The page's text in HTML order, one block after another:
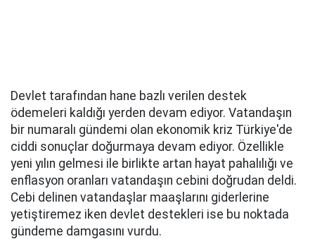
Devlet tarafından hane bazlı verilen destek
ödemeleri kaldığı yerden devam ediyor. Vatandaşın
bir numaralı gündemi olan ekonomik kriz Türkiye'de
ciddi sonuçlar doğurmaya devam ediyor. Özellikle
yeni yılın gelmesi ile birlikte artan hayat pahalılığı ve
enflasyon oranları vatandaşın cebini doğrudan deldi.
Cebi delinen vatandaşlar maaşlarını giderlerine
yetiştiremez iken devlet destekleri ise bu noktada
gündeme damgasını vurdu.